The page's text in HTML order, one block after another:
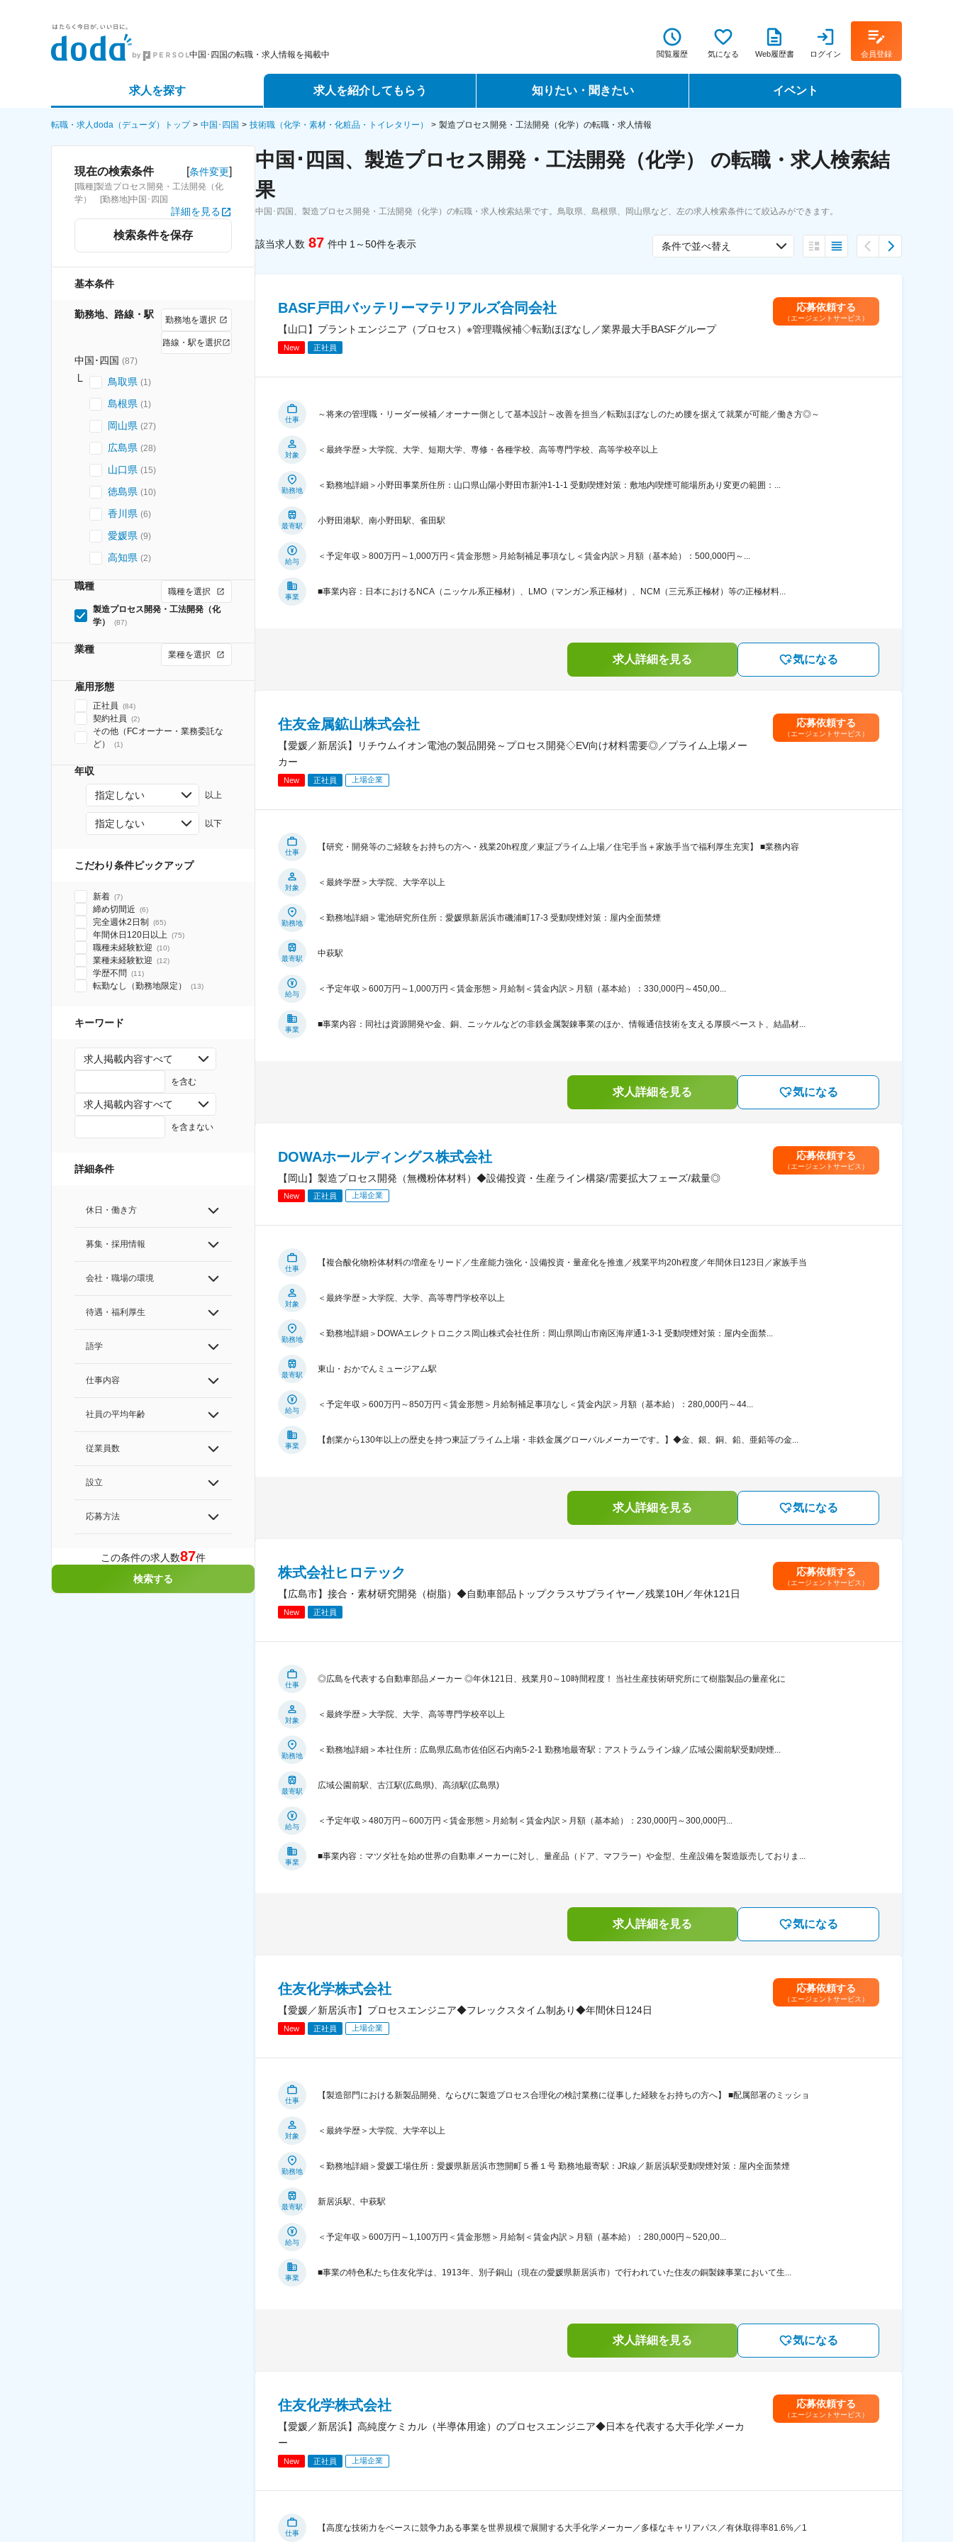
中国･四国の転職・求人情報を掲載中 閲覧履歴 気になる Web履歴書 ログイン 会員登録
求人を探す
詳細条件から探す
求人特集から探す
求人を紹介してもらう
エージェントサービス
スカウトサービス
知りたい・聞きたい
転職ノウハウ
データで見る転職
イベント
転職フェア
転職・求人doda（デューダ）トップ 中国･四国 技術職（化学・素材・化粧品・トイレタリー） 製造プロセス開発・工法開発（化学）の転職・求人情報
現在の検索条件 [条件変更]
[職種]製造プロセス開発・工法開発（化
学） [勤務地]中国･四国
詳細を見る
検索条件を保存
基本条件
勤務地、路線・駅 勤務地を選択
路線・駅を選択
中国･四国 (87)
鳥取県 (1 )
島根県 (1 )
岡山県 (27)
広島県 (28)
山口県 (15)
徳島県 (10)
香川県 (6)
愛媛県 (9)
高知県 (2)
職種
職種を選択
製造プロセス開発・工法開発（化
学）
(87)
業種 業種を選択
雇用形態
正社員 (84)
契約社員 (2)
その他（FCオーナー・業務委託な
ど）
(1)
年収
指定しない 以上
指定しない 以下
こだわり条件ピックアップ
新着 (7)
締め切間近 (6)
完全週休2日制 (65)
年間休日120日以上 (75)
職種未経験歓迎 (10)
業種未経験歓迎 (12)
学歴不問 (11)
転勤なし（勤務地限定） (13)
キーワード
求人掲載内容すべて
を含む
求人掲載内容すべて
を含まない
詳細条件
休日・働き方
募集・採用情報
会社・職場の環境
待遇・福利厚生
語学
仕事内容
社員の平均年齢
従業員数
設立
応募方法
この条件の求人数87件
検索する
中国･四国、製造プロセス開発・工法開発（化学） の転職・求人検索結
果
中国･四国、製造プロセス開発・工法開発（化学）の転職・求人検索結果です。鳥取県、島根県、岡山県など、左の求人検索条件にて絞込みができます。
該当求人数 87 件中 1～50件を表示 条件で並べ替え
BASF戸田バッテリーマテリアルズ合同会社
【山口】プラントエンジニア（プロセス）※管理職候補◇転勤ほぼなし／業界最大手BASFグループ
New 正社員
応募依頼する
（エージェントサービス）
仕事
～将来の管理職・リーダー候補／オーナー側として基本設計～改善を担当／転勤ほぼなしのため腰を据えて就業が可能／働き方◎～
対象
＜最終学歴＞大学院、大学、短期大学、専修・各種学校、高等専門学校、高等学校卒以上
勤務地
＜勤務地詳細＞小野田事業所住所：山口県山陽小野田市新沖1-1-1 受動喫煙対策：敷地内喫煙可能場所あり変更の範囲：...
最寄駅
小野田港駅、南小野田駅、雀田駅
給与
＜予定年収＞800万円～1,000万円＜賃金形態＞月給制補足事項なし＜賃金内訳＞月額（基本給）：500,000円～...
事業
■事業内容：日本におけるNCA（ニッケル系正極材）、LMO（マンガン系正極材）、NCM（三元系正極材）等の正極材料...
求人詳細を見る 気になる
住友金属鉱山株式会社
【愛媛／新居浜】リチウムイオン電池の製品開発～プロセス開発◇EV向け材料需要◎／プライム上場メー
カー
New 正社員 上場企業
応募依頼する
（エージェントサービス）
仕事
【研究・開発等のご経験をお持ちの方へ・残業20h程度／東証プライム上場／住宅手当＋家族手当で福利厚生充実】 ■業務内容
対象
＜最終学歴＞大学院、大学卒以上
勤務地
＜勤務地詳細＞電池研究所住所：愛媛県新居浜市磯浦町17-3 受動喫煙対策：屋内全面禁煙
最寄駅
中萩駅
給与
＜予定年収＞600万円～1,000万円＜賃金形態＞月給制＜賃金内訳＞月額（基本給）：330,000円～450,00...
事業
■事業内容：同社は資源開発や金、銅、ニッケルなどの非鉄金属製錬事業のほか、情報通信技術を支える厚膜ペースト、結晶材...
求人詳細を見る 気になる
DOWAホールディングス株式会社
【岡山】製造プロセス開発（無機粉体材料）◆設備投資・生産ライン構築/需要拡大フェーズ/裁量◎
New 正社員 上場企業
応募依頼する
（エージェントサービス）
仕事
【複合酸化物粉体材料の増産をリード／生産能力強化・設備投資・量産化を推進／残業平均20h程度／年間休日123日／家族手当
対象
＜最終学歴＞大学院、大学、高等専門学校卒以上
勤務地
＜勤務地詳細＞DOWAエレクトロニクス岡山株式会社住所：岡山県岡山市南区海岸通1-3-1 受動喫煙対策：屋内全面禁...
最寄駅
東山・おかでんミュージアム駅
給与
＜予定年収＞600万円～850万円＜賃金形態＞月給制補足事項なし＜賃金内訳＞月額（基本給）：280,000円～44...
事業
【創業から130年以上の歴史を持つ東証プライム上場・非鉄金属グローバルメーカーです。】◆金、銀、銅、鉛、亜鉛等の金...
求人詳細を見る 気になる
株式会社ヒロテック
【広島市】接合・素材研究開発（樹脂）◆自動車部品トップクラスサプライヤー／残業10H／年休121日
New 正社員
応募依頼する
（エージェントサービス）
仕事
◎広島を代表する自動車部品メーカー ◎年休121日、残業月0～10時間程度！ 当社生産技術研究所にて樹脂製品の量産化に
対象
＜最終学歴＞大学院、大学、高等専門学校卒以上
勤務地
＜勤務地詳細＞本社住所：広島県広島市佐伯区石内南5-2-1 勤務地最寄駅：アストラムライン線／広域公園前駅受動喫煙...
最寄駅
広域公園前駅、古江駅(広島県)、高須駅(広島県)
給与
＜予定年収＞480万円～600万円＜賃金形態＞月給制＜賃金内訳＞月額（基本給）：230,000円～300,000円...
事業
■事業内容：マツダ社を始め世界の自動車メーカーに対し、量産品（ドア、マフラー）や金型、生産設備を製造販売しておりま...
求人詳細を見る 気になる
住友化学株式会社
【愛媛／新居浜市】プロセスエンジニア◆フレックスタイム制あり◆年間休日124日
New 正社員 上場企業
応募依頼する
（エージェントサービス）
仕事
【製造部門における新製品開発、ならびに製造プロセス合理化の検討業務に従事した経験をお持ちの方へ】 ■配属部署のミッショ
対象
＜最終学歴＞大学院、大学卒以上
勤務地
＜勤務地詳細＞愛媛工場住所：愛媛県新居浜市惣開町５番１号 勤務地最寄駅：JR線／新居浜駅受動喫煙対策：屋内全面禁煙
最寄駅
新居浜駅、中萩駅
給与
＜予定年収＞600万円～1,100万円＜賃金形態＞月給制＜賃金内訳＞月額（基本給）：280,000円～520,00...
事業
■事業の特色私たち住友化学は、1913年、別子銅山（現在の愛媛県新居浜市）で行われていた住友の銅製錬事業において生...
求人詳細を見る 気になる
住友化学株式会社
【愛媛／新居浜】高純度ケミカル（半導体用途）のプロセスエンジニア◆日本を代表する大手化学メーカ
ー
New 正社員 上場企業
応募依頼する
（エージェントサービス）
仕事
【高度な技術力をベースに競争力ある事業を世界規模で展開する大手化学メーカー／多様なキャリアパス／有休取得率81.6%／1